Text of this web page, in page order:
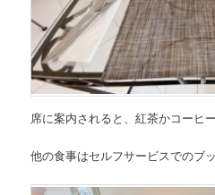
席に案内されると、紅茶かコーヒ
他の食事はセルフサービスでのブ